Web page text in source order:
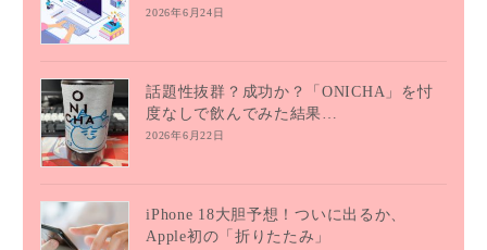
2026年6月24日
話題性抜群？成功か？「ONICHA」を忖
度なしで飲んでみた結果…
2026年6月22日
iPhone 18大胆予想！ついに出るか、
Apple初の「折りたたみ」